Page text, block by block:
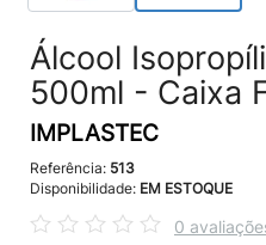
Álcool
500ml - Caixa
IMPLASTEC
Referência: 513
Disponibilidade: EM ESTOQUE
0